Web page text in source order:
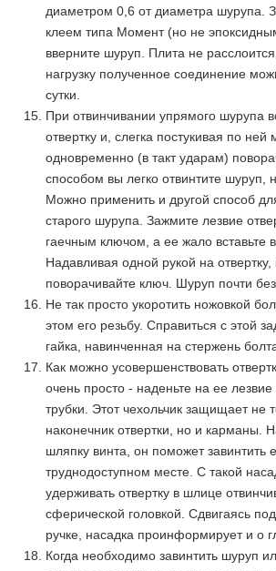
диаметром 0,6 от диаметра шурупа.
клеем типа Момент (но не
вверните шуруп. Плита не
нагрузку полученное соединение
сутки.
При отвинчивании упрямого шурупа
отвертку и, слегка постукивая по ней
одновременно (в такт ударам)
способом вы легко отвинтите шуруп,
Можно применить и другой способ
старого шурупа. Зажмите лезвие
гаечным ключом, а ее жало вставьте
Надавливая одной рукой на отвертку,
поворачивайте ключ. Шуруп почти
Не так просто укоротить ножовкой
этом его резьбу. Справиться с этой
гайка, навинченная на стержень
Как можно усовершенствовать
очень просто - наденьте на ее лезвие
трубки. Этот чехольчик защищает не
наконечник отвертки, но и карманы.
шляпку винта, он поможет завинтить
труднодоступном месте. С такой
удерживать отвертку в шлице
сферической головкой. Сдвигаясь
ручке, насадка проинформирует и о
Когда необходимо завинтить шуруп